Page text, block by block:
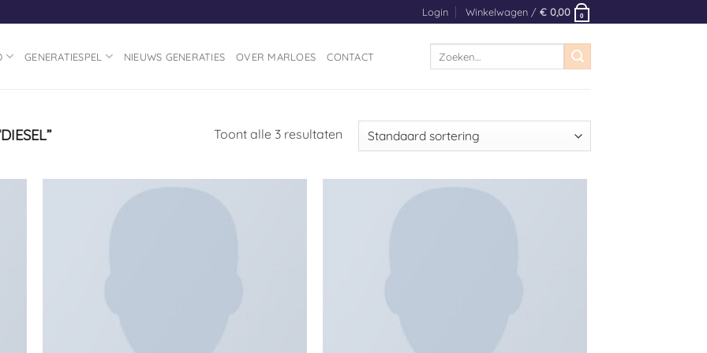
Login Winkelwagen / € 0,00 0
GENERATIESPEL NIEUWS GENERATIES OVER MARLOES CONTACT
Toont alle 3 resultaten